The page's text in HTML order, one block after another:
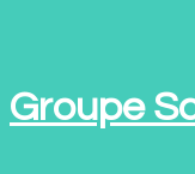
Groupe